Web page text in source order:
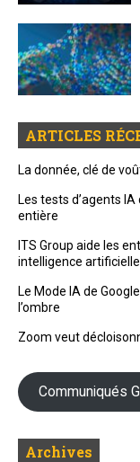
ARTICLES
La donnée, clé de
Les tests d’agents
entière
ITS Group aide les
intelligence artificielle
Le Mode IA de
l’ombre
Zoom veut
Communiqués
Archives